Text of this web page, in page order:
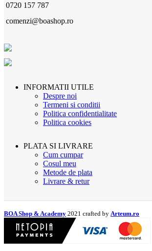
0720 157 787
comenzi@boashop.ro
INFORMATII UTILE
Despre noi
Termeni si conditii
Politica confidentialitate
Politica cookies
PLATA SI LIVRARE
Cum cumpar
Cosul meu
Metode de plata
Livrare & retur
BOA Shop & Academy 2021 crafted by Arteum.ro